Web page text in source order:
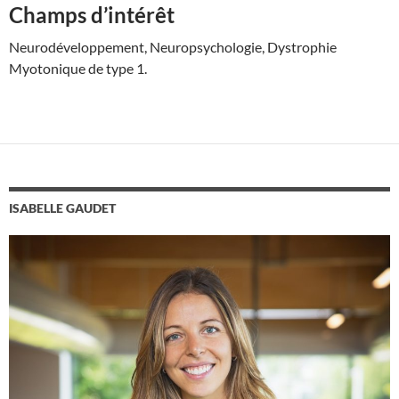
Champs d’intérêt
Neurodéveloppement, Neuropsychologie, Dystrophie
Myotonique de type 1.
ISABELLE GAUDET